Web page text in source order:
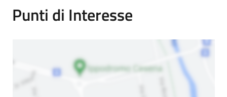
Punti di Interesse